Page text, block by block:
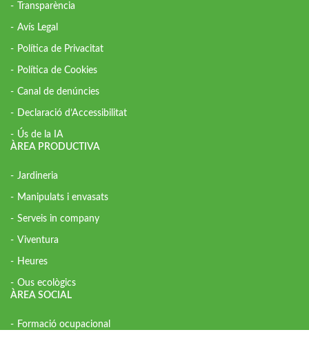
Transparència
Avís Legal
Política de Privacitat
Política de Cookies
Canal de denúncies
Declaració d’Accessibilitat
Ús de la IA
ÀREA PRODUCTIVA
Jardineria
Manipulats i envasats
Serveis in company
Viventura
Heures
Ous ecològics
ÀREA SOCIAL
Formació ocupacional